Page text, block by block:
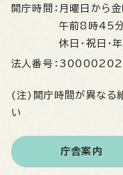
開庁時間： 月曜日から
午前8時45
休日・祝日・
法人番号：
(注)開庁時間が異なる
い
庁舎案内